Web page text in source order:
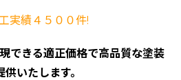
実績４５００件!
できる適正価格で高品質な塗装
供いたします。